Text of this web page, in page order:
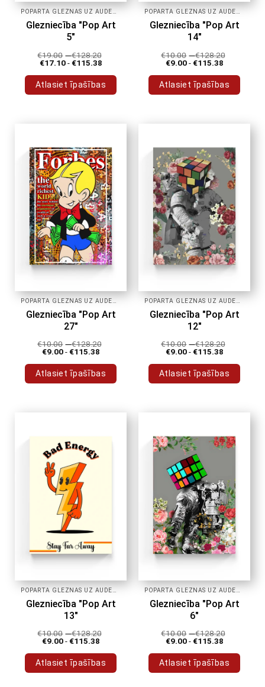
Glezniecība "Pop Art
5"
€19.00 -€128.20
€17.10-€115.38
Atlasiet īpašības
varianti.
Variantus
var
izvēlēties
produkta
lapā
Glezniecība "Pop Art
14"
€10.00 -€128.20
€9.00-€115.38
Atlasiet īpašības
varianti.
Variantus
var
izvēlēties
produkta
lapā
Glezniecība "Pop Art
27"
€10.00 -€128.20
€9.00-€115.38
Atlasiet īpašības
varianti.
Variantus
var
izvēlēties
produkta
lapā
Glezniecība "Pop Art
12"
€10.00 -€128.20
€9.00-€115.38
Atlasiet īpašības
varianti.
Variantus
var
izvēlēties
produkta
lapā
Glezniecība "Pop Art
13"
€10.00 -€128.20
€9.00-€115.38
Atlasiet īpašības
Glezniecība "Pop Art
6"
€10.00 -€128.20
€9.00-€115.38
Atlasiet īpašības